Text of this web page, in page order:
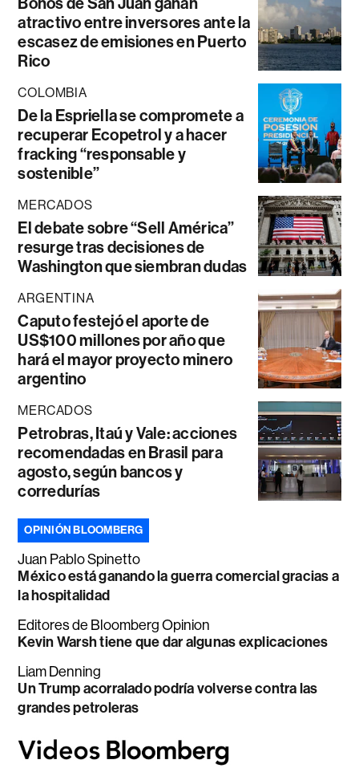
atractivo entre inversores ante la
escasez de emisiones en Puerto
Rico
COLOMBIA
De la Espriella se compromete a
recuperar Ecopetrol y a hacer
fracking “responsable y
sostenible”
MERCADOS
El debate sobre “Sell América”
resurge tras decisiones de
Washington que siembran dudas
ARGENTINA
Caputo festejó el aporte de
US$100 millones por año que
hará el mayor proyecto minero
argentino
MERCADOS
Petrobras, Itaú y Vale: acciones
recomendadas en Brasil para
agosto, según bancos y
corredurías
OPINIÓN BLOOMBERG
Juan Pablo Spinetto
México está ganando la guerra comercial gracias a
la hospitalidad
Editores de Bloomberg Opinion
Kevin Warsh tiene que dar algunas explicaciones
Liam Denning
Un Trump acorralado podría volverse contra las
grandes petroleras